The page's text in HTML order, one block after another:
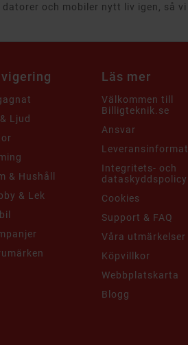
datorer och mobiler nytt liv igen, så
Ljud
& Hushåll
& Lek
Läs mer
Välkommen till
Billigteknik.se
Ansvar
Integritets- och
dataskyddspolicy
Cookies
Support & FAQ
Våra utmärkelser
Köpvillkor
Webbplatskarta
Blogg